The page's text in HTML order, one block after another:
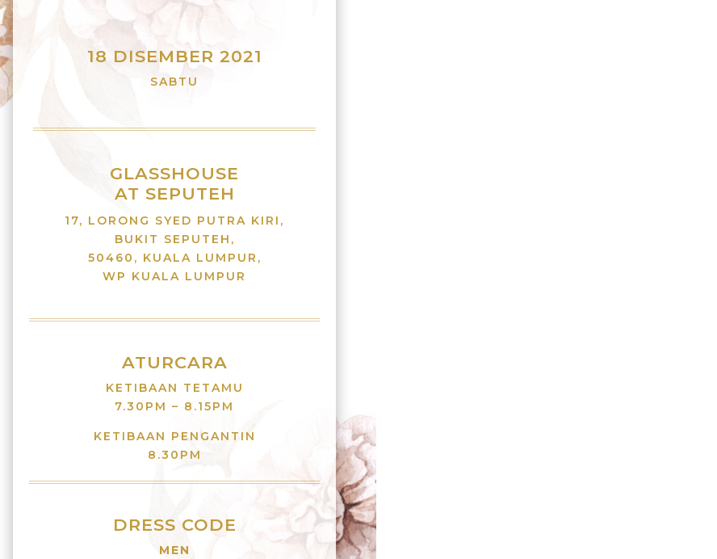
18 DISEMBER 2021
SABTU
GLASSHOUSE
AT SEPUTEH
17, LORONG SYED PUTRA KIRI,
BUKIT SEPUTEH,
50460, KUALA LUMPUR,
WP KUALA LUMPUR
ATURCARA
KETIBAAN TETAMU
7.30PM – 8.15PM
KETIBAAN PENGANTIN
8.30PM
DRESS CODE
MEN